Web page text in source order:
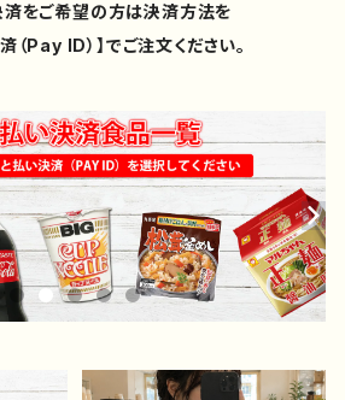
済をご希望の方は決済方法を
（Pay ID）】でご注文ください。